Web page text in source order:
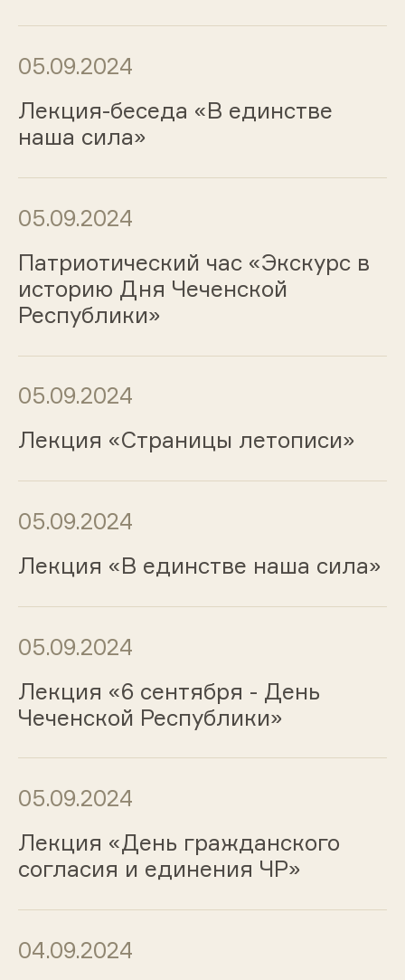
05.09.2024
Лекция-беседа «В единстве
наша сила»
05.09.2024
Патриотический час «Экскурс в
историю Дня Чеченской
Республики»
05.09.2024
Лекция «Страницы летописи»
05.09.2024
Лекция «В единстве наша сила»
05.09.2024
Лекция «6 сентября - День
Чеченской Республики»
05.09.2024
Лекция «День гражданского
согласия и единения ЧР»
04.09.2024